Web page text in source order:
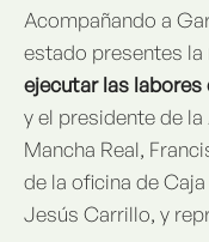
Acompañando a
estado presentes la
ejecutar las labores
y el presidente de
Mancha Real,
de la oficina de
Jesús Carrillo, y